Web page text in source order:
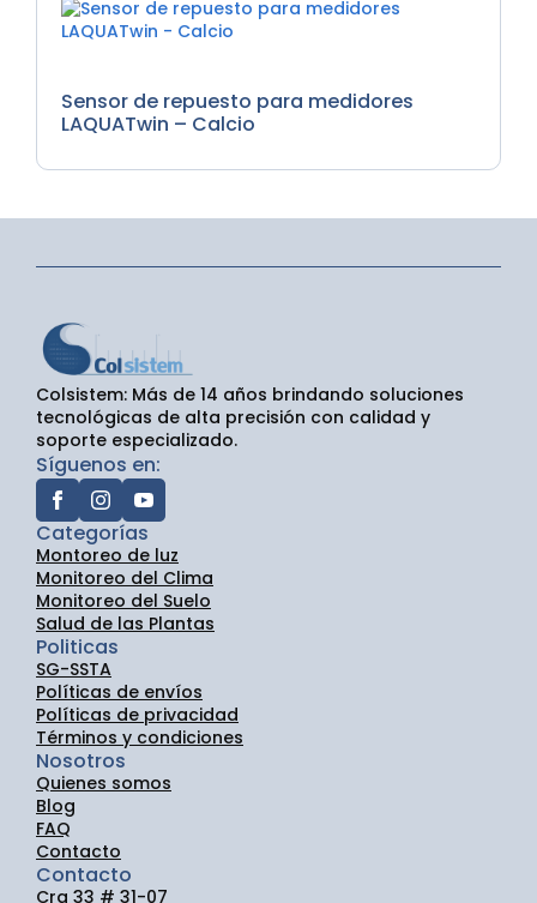
Sensor de repuesto para medidores
LAQUATwin – Calcio
Colsistem: Más de 14 años brindando soluciones
tecnológicas de alta precisión con calidad y
soporte especializado.
Síguenos en:
Categorías
Montoreo de luz
Monitoreo del Clima
Monitoreo del Suelo
Salud de las Plantas
Politicas
SG-SSTA
Políticas de envíos
Políticas de privacidad
Términos y condiciones
Nosotros
Quienes somos
Blog
FAQ
Contacto
Contacto
Cra 33 # 31-07